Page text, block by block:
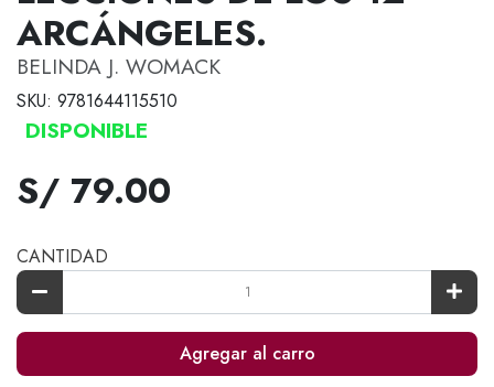
ARCÁNGELES.
BELINDA J. WOMACK
SKU: 9781644115510
DISPONIBLE
S/ 79.00
CANTIDAD
Agregar al carro